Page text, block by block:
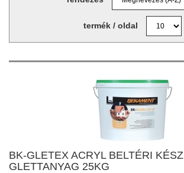
termék / oldal
BK-GLETEX ACRYL BELTÉRI KÉSZ
GLETTANYAG 25KG